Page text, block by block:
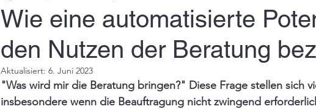
Wie eine automatisierte
den Nutzen der Beratung
Aktualisiert: 6. Juni 2023
"Was wird mir die Beratung bringen?" Diese Frage stellen sich
insbesondere wenn die Beauftragung nicht zwingend